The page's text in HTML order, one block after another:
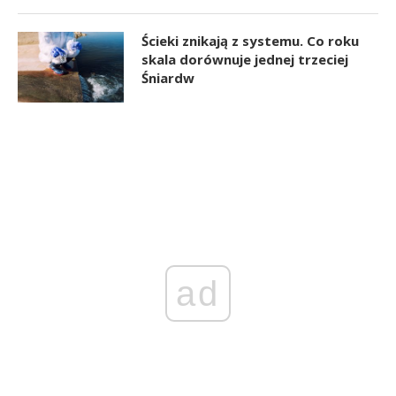
Ścieki znikają z systemu. Co roku
skala dorównuje jednej trzeciej
Śniardw
ad